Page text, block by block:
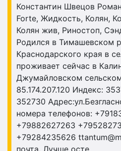
Константин Швецов
Forte, Жидкость, Колян,
Колян жив, Риностоп,
Родился в Тимашевском
Краснодарского края в
проживает сейчас в
Джумайловском
85.174.207.120 Индекс:
352730
номера телефонов:
+79882627263
+79284235626
почта. Лучше осте